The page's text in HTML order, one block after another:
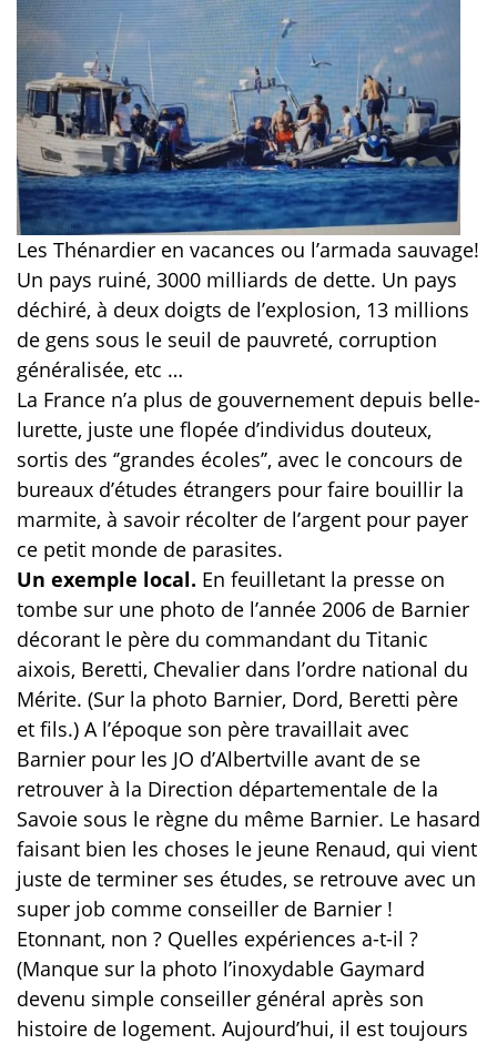
Les Thénardier en vacances ou l’armada sauvage!
Un pays ruiné, 3000 milliards de dette. Un pays
déchiré, à deux doigts de l’explosion, 13 millions
de gens sous le seuil de pauvreté, corruption
généralisée, etc …
La France n’a plus de gouvernement depuis belle-
lurette, juste une flopée d’individus douteux,
sortis des ‘’grandes écoles’’, avec le concours de
bureaux d’études étrangers pour faire bouillir la
marmite, à savoir récolter de l’argent pour payer
ce petit monde de parasites.
Un exemple local. En feuilletant la presse on
tombe sur une photo de l’année 2006 de Barnier
décorant le père du commandant du Titanic
aixois, Beretti, Chevalier dans l’ordre national du
Mérite. (Sur la photo Barnier, Dord, Beretti père
et fils.) A l’époque son père travaillait avec
Barnier pour les JO d’Albertville avant de se
retrouver à la Direction départementale de la
Savoie sous le règne du même Barnier. Le hasard
faisant bien les choses le jeune Renaud, qui vient
juste de terminer ses études, se retrouve avec un
super job comme conseiller de Barnier !
Etonnant, non ? Quelles expériences a-t-il ?
(Manque sur la photo l’inoxydable Gaymard
devenu simple conseiller général après son
histoire de logement. Aujourd’hui, il est toujours